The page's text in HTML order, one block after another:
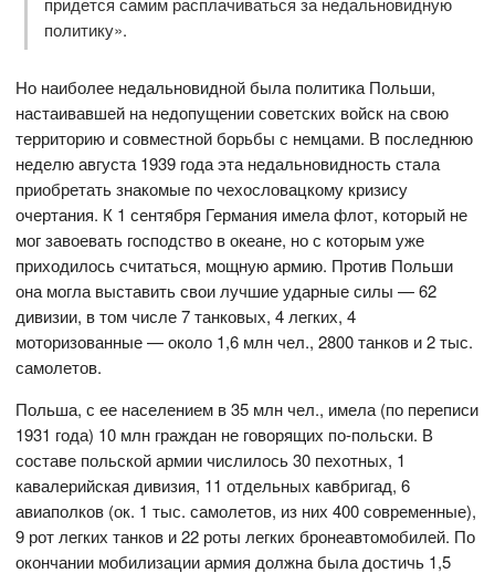
политику».
Но наиболее недальновидной была политика Польши,
настаивавшей на недопущении советских войск на свою
территорию и совместной борьбы с немцами. В последнюю
неделю августа 1939 года эта недальновидность стала
приобретать знакомые по чехословацкому кризису
очертания. К 1 сентября Германия имела флот, который не
мог завоевать господство в океане, но с которым уже
приходилось считаться, мощную армию. Против Польши
она могла выставить свои лучшие ударные силы — 62
дивизии, в том числе 7 танковых, 4 легких, 4
моторизованные — около 1,6 млн чел., 2800 танков и 2 тыс.
самолетов.
Польша, с ее населением в 35 млн чел., имела (по переписи
1931 года) 10 млн граждан не говорящих по-польски. В
составе польской армии числилось 30 пехотных, 1
кавалерийская дивизия, 11 отдельных кавбригад, 6
авиаполков (ок. 1 тыс. самолетов, из них 400 современные),
9 рот легких танков и 22 роты легких бронеавтомобилей. По
окончании мобилизации армия должна была достичь 1,5